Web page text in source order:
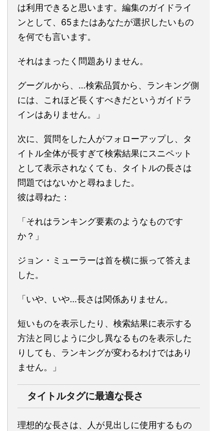
は利用できると思います。編集のガイドライ
ンとして、65またはあなたが選択したいもの
を何でも言います。
それはまったく問題ありません。
グーグルから、…検索品質から、ランキング側
には、これほど長くすべきだというガイドラ
インはありません。」
次に、質問をした人がフォローアップし、タ
イトル全体が長すぎて検索結果にスニペット
として表示されなくても、タイトルの長さは
問題ではないかと尋ねました。
彼は尋ねた：
「それはランキング要素のようなものです
か？」
ジョン・ミューラーは首を横に振って答えま
した。
「いや、いや…長さは関係ありません。
短いものを表示したり、検索結果に表示する
方法と同じように少し異なるものを表示した
りしても、ランキングが変わるわけではあり
ません。」
タイトルタグに最適な長さ
理想的な長さは、人が見出しに使用するもの